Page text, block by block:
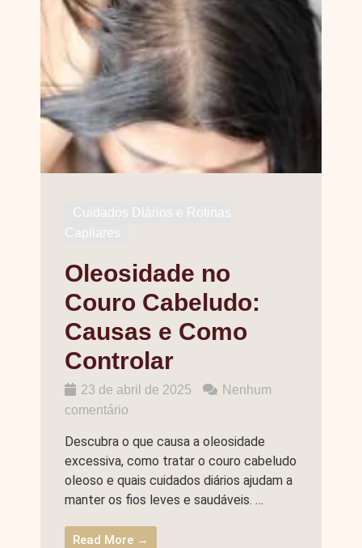
Cuidados Diários e Rotinas
Capilares
Oleosidade no
Couro Cabeludo:
Causas e Como
Controlar
23 de abril de 2025
Nenhum
comentário
Descubra o que causa a oleosidade
excessiva, como tratar o couro cabeludo
oleoso e quais cuidados diários ajudam a
manter os fios leves e saudáveis. …
Read More →